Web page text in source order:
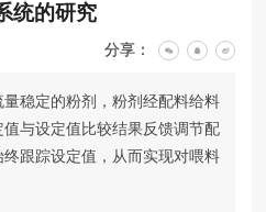
统的研究
分享：
稳定的粉剂，粉剂经配料给料
与设定值比较结果反馈调节配
跟踪设定值，从而实现对喂料